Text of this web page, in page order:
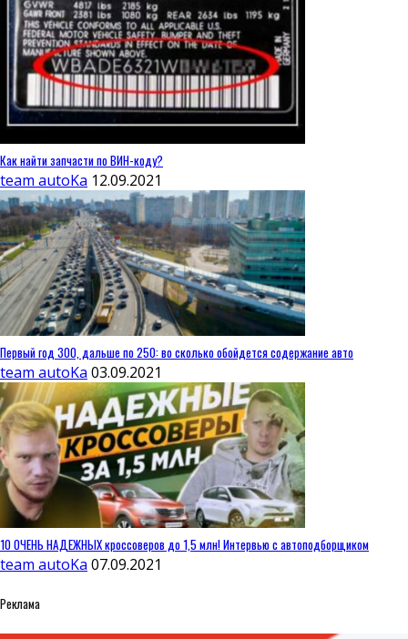
Как найти запчасти по ВИН-коду?
team autoKa 12.09.2021
Первый год 300, дальше по 250: во сколько обойдется содержание авто
team autoKa 03.09.2021
10 ОЧЕНЬ НАДЕЖНЫХ кроссоверов до 1,5 млн! Интервью с автоподборщиком
team autoKa 07.09.2021
Реклама